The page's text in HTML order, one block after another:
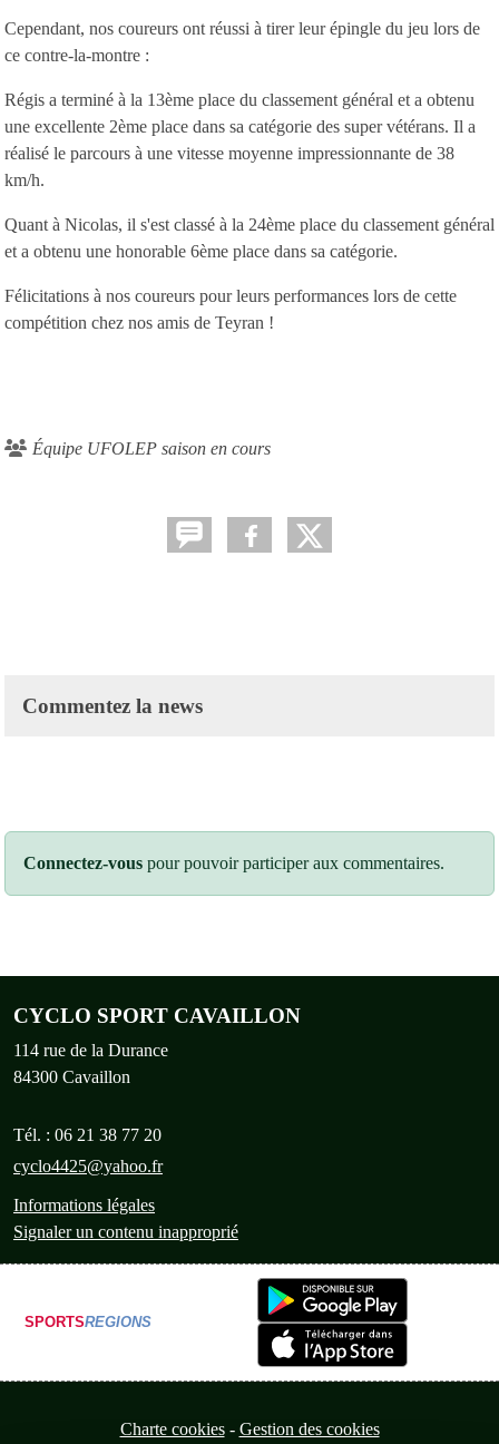
Cependant, nos coureurs ont réussi à tirer leur épingle du jeu lors de
ce contre-la-montre :
Régis a terminé à la 13ème place du classement général et a obtenu
une excellente 2ème place dans sa catégorie des super vétérans. Il a
réalisé le parcours à une vitesse moyenne impressionnante de 38
km/h.
Quant à Nicolas, il s'est classé à la 24ème place du classement général
et a obtenu une honorable 6ème place dans sa catégorie.
Félicitations à nos coureurs pour leurs performances lors de cette
compétition chez nos amis de Teyran !
Équipe UFOLEP saison en cours
Commentez la news
Connectez-vous pour pouvoir participer aux commentaires.
CYCLO SPORT CAVAILLON
114 rue de la Durance
84300 Cavaillon
Tél. : 06 21 38 77 20
cyclo4425@yahoo.fr
Informations légales
Signaler un contenu inapproprié
SPORTSREGIONS
Charte cookies Gestion des cookies